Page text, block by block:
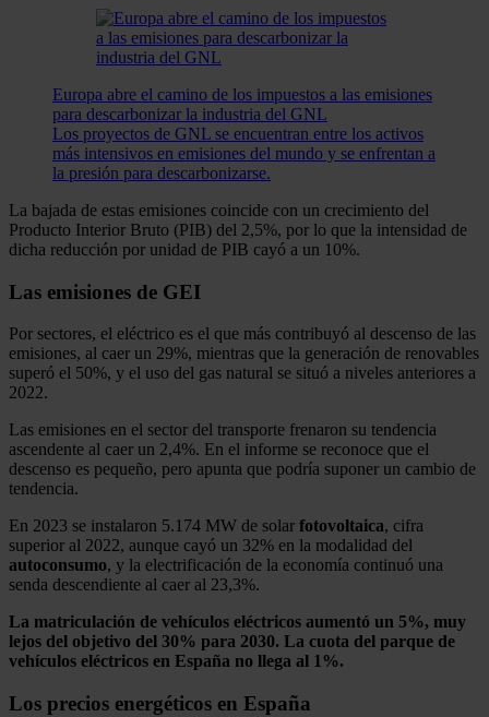
Europa abre el camino de los impuestos a las emisiones
para descarbonizar la industria del GNL
Los proyectos de GNL se encuentran entre los activos
más intensivos en emisiones del mundo y se enfrentan a
la presión para descarbonizarse.
La bajada de estas emisiones coincide con un crecimiento del
Producto Interior Bruto (PIB) del 2,5%, por lo que la intensidad de
dicha reducción por unidad de PIB cayó a un 10%.
Las emisiones de GEI
Por sectores, el eléctrico es el que más contribuyó al descenso de las
emisiones, al caer un 29%, mientras que la generación de renovables
superó el 50%, y el uso del gas natural se situó a niveles anteriores a
2022.
Las emisiones en el sector del transporte frenaron su tendencia
ascendente al caer un 2,4%. En el informe se reconoce que el
descenso es pequeño, pero apunta que podría suponer un cambio de
tendencia.
En 2023 se instalaron 5.174 MW de solar fotovoltaica, cifra
superior al 2022, aunque cayó un 32% en la modalidad del
autoconsumo, y la electrificación de la economía continuó una
senda descendiente al caer al 23,3%.
La matriculación de vehículos eléctricos aumentó un 5%, muy
lejos del objetivo del 30% para 2030. La cuota del parque de
vehículos eléctricos en España no llega al 1%.
Los precios energéticos en España